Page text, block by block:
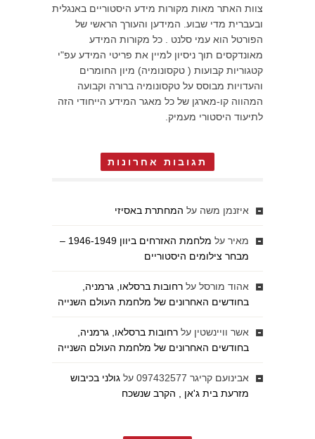
צוות האתר מאות מקורות מידע היסטוריים באנגלית
ובעברית מדי שבוע. המידען והעורך הראשי של
הפורטל הוא עמי סלנט . כל מקורות המידע
מאונדקסים תוך ניסיון למיין את פריטי המידע עפ"י
קטגוריות קבועות ( טקסונומיה) מיון החומרים
והעדויות מבוסס על טקסונומיה ברורה וקבועה
המהווה קו-מארגן של כל מאגר המידע הייחודי הזה
לתיעוד היסטורי מעמיק.
תגובות אחרונות
איזנמן משה על המחתרת באסיזי
מאיר על
מלחמת האזרחים ביוון 1946-1949 –
מבחר צילומים היסטוריים
אהוד מורסל על רחובות ברסלאו, גרמניה,
בחודשים האחרונים של מלחמת העולם השנייה
אשר וויינשטין על רחובות ברסלאו, גרמניה,
בחודשים האחרונים של מלחמת העולם השנייה
אבינועם קריגר 097432577 על גולני בכיבוש
מזרעת בית ג'אן , הקרב שנשכח